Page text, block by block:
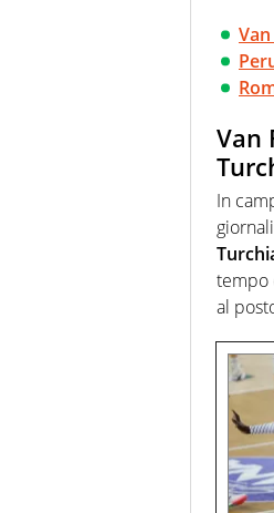
Van
In
tempo
al